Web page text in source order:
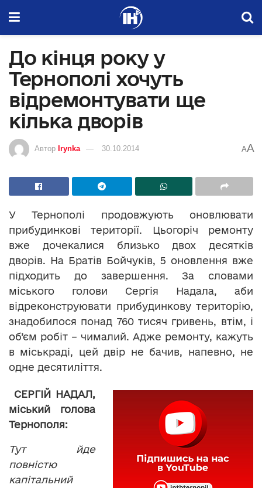
До кінця року у
Тернополі хочуть
відремонтувати ще
кілька дворів
Автор Irynka 30.10.2014 AA
У Тернополі продовжують оновлювати
прибудинкові території. Цьогоріч ремонту
вже дочекалися близько двох десятків
дворів. На Братів Бойчуків, 5 оновлення вже
підходить до завершення. За словами
міського голови Сергія Надала, аби
відреконструювати прибудинкову територію,
знадобилося понад 760 тисяч гривень, втім, і
об’єм робіт – чималий. Адже ремонту, кажуть
в міськраді, цей двір не бачив, напевно, не
одне десятиліття.
СЕРГІЙ НАДАЛ,
міський голова
Тернополя:
Тут йде
повністю
капітальний